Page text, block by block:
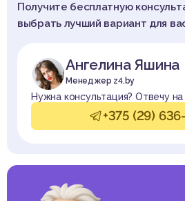
Получите бесплатную
выбрать лучший вариант для
Ангелина Яшина
Менеджер z4.by
Нужна консультация? Отвечу
+375 (29)